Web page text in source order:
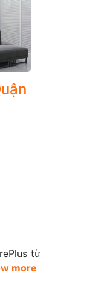
lớn và
từ
more